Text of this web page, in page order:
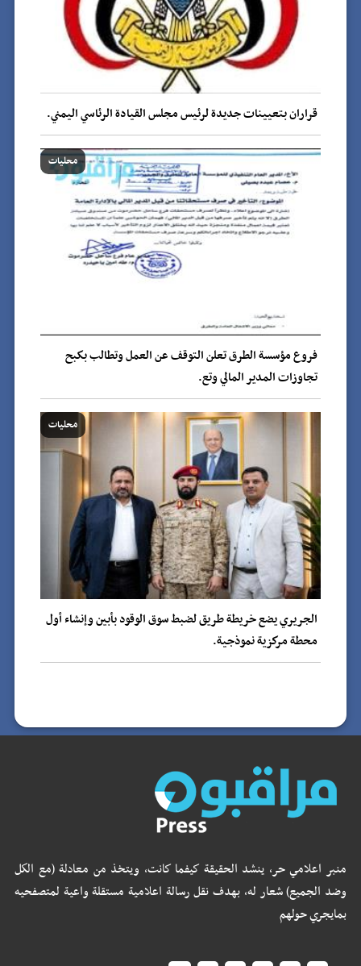
قراران بتعيينات جديدة لرئيس مجلس القيادة الرئاسي اليمني.
محليات
فروع مؤسسة الطرق تعلن التوقف عن العمل وتطالب بكبح
تجاوزات المدير المالي وتع.
محليات
الجريري يضع خريطة طريق لضبط سوق الوقود بأبين وإنشاء أول
محطة مركزية نموذجية.
منبر اعلامي حر، ينشد الحقيقة كيفما كانت، ويتخذ من معادلة (مع الكل
وضد الجميع) شعار له، بهدف نقل رسالة اعلامية مستقلة واعية لمتصفحيه
بمايجري حولهم